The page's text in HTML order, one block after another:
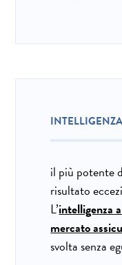
il più potente
risultato
L’intelligenza
mercato
svolta senza